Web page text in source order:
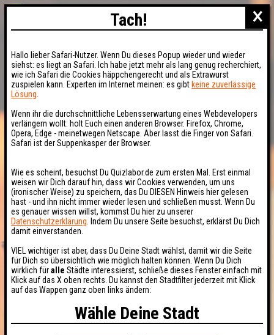
×
Tach!
Hallo lieber Safari-Nutzer. Wenn Du dieses Popup wieder und wieder
siehst: es liegt an Safari. Ich habe jetzt mehr als lang genug recherchiert,
wie ich Safari die Cookies häppchengerecht und als Extrawurst
zuspielen kann. Experten im Internet meinen: es gibt keine zuverlässige
Lösung
Wenn ihr die durchschnittliche Lebensserwartung eines Webdevelopers
verlängern wollt: holt Euch einen anderen Browser. Firefox, Chrome,
Opera, Edge - meinetwegen Netscape. Aber lasst die Finger von Safari.
Safari ist der Suppenkasper der Browser.
Wie es scheint, besuchst Du Quizlabor.de zum ersten Mal. Erst einmal
weisen wir Dich darauf hin, dass wir Cookies verwenden, um uns
(ironischer Weise) zu speichern, das Du DIESEN Hinweis hier gelesen
hast - und ihn nicht immer wieder lesen und schließen musst. Wenn Du
es genauer wissen willst, kommst Du hier zu unserer
Datenschutzerklärung . Indem Du unsere Seite besuchst, erklärst Du Dich
damit einverstanden.
VIEL wichtiger ist aber, dass Du Deine Stadt wählst, damit wir die Seite
für Dich so übersichtlich wie möglich halten können. Wenn Du Dich
wirklich füralle Städte interessierst, schließe dieses Fenster einfach mit
Klick auf das X oben rechts. Du kannst den Stadtfilter jederzeit mit Klick
auf das Wappen ganz oben links ändern:
Wähle Deine Stadt